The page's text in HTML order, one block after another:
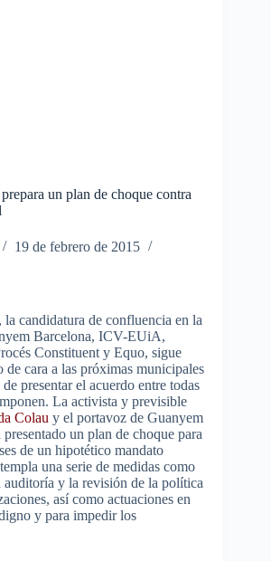
un plan de choque contra
19 de febrero de 2015
candidatura de confluencia en la
Barcelona, ICV-EUiA,
Constituent y Equo, sigue
de cara a las próximas municipales
presentar el acuerdo entre todas
La activista y previsible
Colau y el portavoz de Guanyem
presentado un plan de choque para
de un hipotético mandato
una serie de medidas como
auditoría y la revisión de la política
así como actuaciones en
y para impedir los